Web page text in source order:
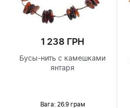
1 238 ГРН
Бусы-нить с камешками
янтаря
Вага: 26.9 грам